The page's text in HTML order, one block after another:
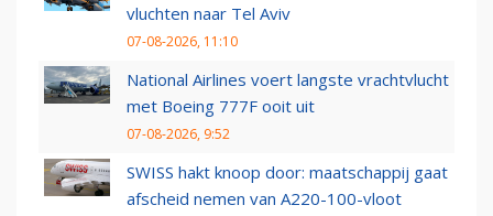
vluchten naar Tel Aviv
07-08-2026, 11:10
National Airlines voert langste vrachtvlucht
met Boeing 777F ooit uit
07-08-2026, 9:52
SWISS hakt knoop door: maatschappij gaat
afscheid nemen van A220-100-vloot